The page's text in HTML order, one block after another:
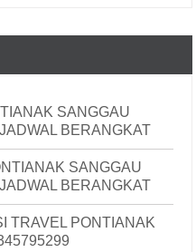
SANGGAU
BERANGKAT
SANGGAU
BERANGKAT
TRAVEL PONTIANAK